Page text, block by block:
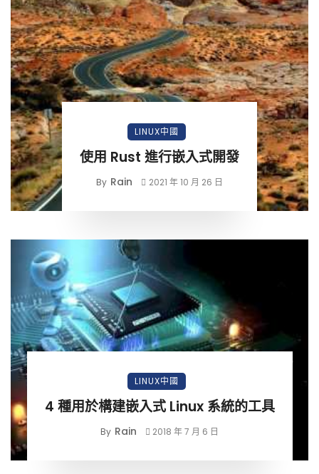
LINUX中國
使用 Rust 進行嵌入式開發
By Rain 2021 年 10 月 26 日
LINUX中國
4 種用於構建嵌入式 Linux 系統的工具
By Rain 2018 年 7 月 6 日